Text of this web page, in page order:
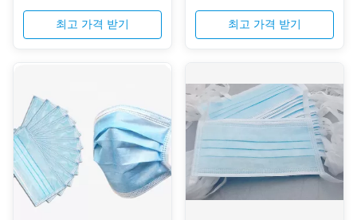
있는 facemask 3ply 묘사 간단한
을 위해, 얼굴 보호를 착용하게 쉬
운, 우리의 짠것이 아닌 가면을 선
바로 가까이에 업무를 적응시킬
가면을 찾아내게 확실합니다. 우
리의 생산 범위는 수염 가면, 비
길쌈한 가면, 처분할 수 있는 3개
가닥 동점 가면, 처분할 수 있는 2
개 가닥 동점 가면, 가면의 광범위
를 포함하고 처분할 수 있는 2개
는 귀 반복 가면을 부지런...
최고 가격 받기
진 처분할 수 있는 가면 3개의 층
특징: 1의 피부에 무해한 연약한
종이 2개, Breathable, 연약한 안
한 혈액 및 침의 오염을 계속해서
격퇴합니다 5의 여과기 꽃가루,
먼지, 호흡에 아주 낮은 저항 6개
의 공기 침투성, 먼지 증거는, 안
락한 착용합니다. 가면 귀 반복은
Whitecolor 물자를 가진 여과기
는 안락, ...
최고 가격 받기